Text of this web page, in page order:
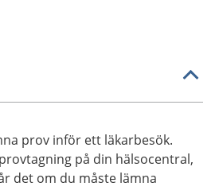
prov inför ett läkarbesök.
på din hälsocentral,
det om du måste lämna